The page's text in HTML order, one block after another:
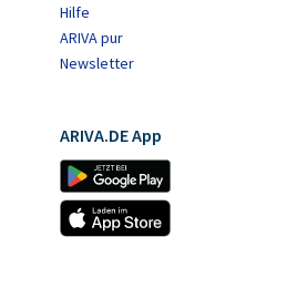
Hilfe
ARIVA pur
Newsletter
ARIVA.DE App